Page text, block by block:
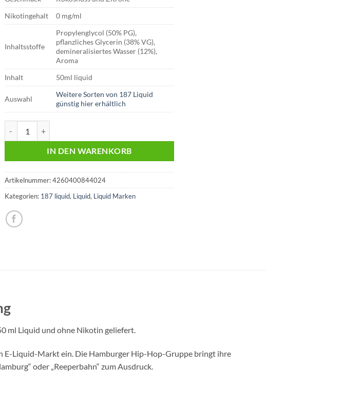
Nikotingehalt
0 mg/ml
Inhaltsstoffe
Propylenglycol (50% PG),
pflanzliches Glycerin (38% VG),
demineralisiertes Wasser (12%),
Aroma
Inhalt
50ml liquid
Auswahl
Weitere Sorten von 187 Liquid
günstig hier erhältlich
IN DEN WARENKORB
Artikelnummer:4260400844024
Kategorien: 187 liquid, Liquid, Liquid Marken
ml Liquid und ohne Nikotin geliefert.
E-Liquid-Markt ein. Die Hamburger Hip-Hop-Gruppe bringt ihre
oder „Reeperbahn“ zum Ausdruck.